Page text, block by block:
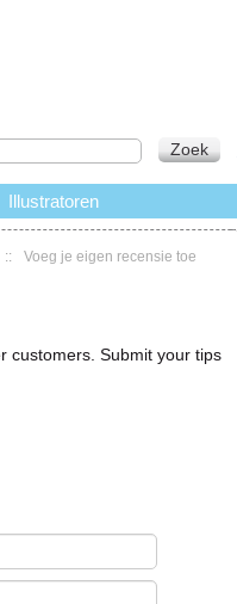
:: Voeg je eigen recensie toe
customers. Submit your tips
Zoek
Illustratoren